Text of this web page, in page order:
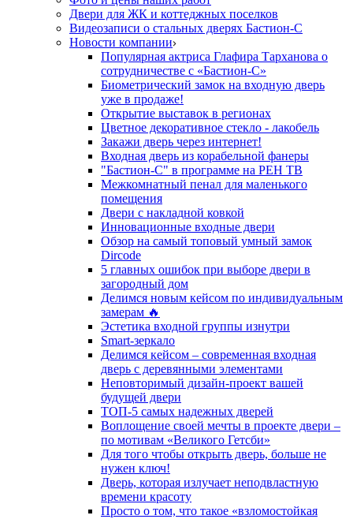
Двери для ЖК и коттеджных поселков
Видеозаписи о стальных дверях Бастион-С
Новости компании
Популярная актриса Глафира Тарханова о
сотрудничестве с «Бастион-С»
Биометрический замок на входную дверь
уже в продаже!
Открытие выставок в регионах
Цветное декоративное стекло - лакобель
Закажи дверь через интернет!
Входная дверь из корабельной фанеры
"Бастион-С" в программе на РЕН ТВ
Межкомнатный пенал для маленького
помещения
Двери с накладной ковкой
Инновационные входные двери
Обзор на самый топовый умный замок
Dircode
5 главных ошибок при выборе двери в
загородный дом
Делимся новым кейсом по индивидуальным
замерам 🔥
Эстетика входной группы изнутри
Smart-зеркало
Делимся кейсом – современная входная
дверь с деревянными элементами
Неповторимый дизайн-проект вашей
будущей двери
ТОП-5 самых надежных дверей
Воплощение своей мечты в проекте двери –
по мотивам «Великого Гетсби»
Для того чтобы открыть дверь, больше не
нужен ключ!
Дверь, которая излучает неподвластную
времени красоту
Просто о том, что такое «взломостойкая